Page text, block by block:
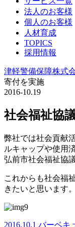
法人のお客様
個人のお客様
人材育成
TOPICS
採用情報
津軽警備保障株式
寄付を実施
2016-10.19
社会福祉協
弊社では社会貢献
ルキャップや使用
弘前市社会福祉協
これからも社会福
きたいと思います。
前
2016.10.1 バーベキ